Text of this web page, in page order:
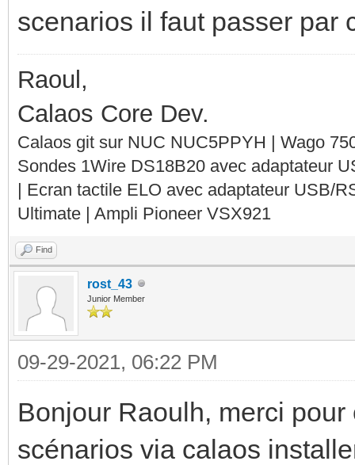
scenarios il faut passer par
Raoul,
Calaos Core Dev.
Calaos git sur NUC NUC5PPYH | Wago
Sondes 1Wire DS18B20 avec adaptateur
| Ecran tactile ELO avec adaptateur USB/
Ultimate | Ampli Pioneer VSX921
Find
rost_43
Junior Member
09-29-2021, 06:22 PM
Bonjour Raoulh, merci
scénarios via calaos